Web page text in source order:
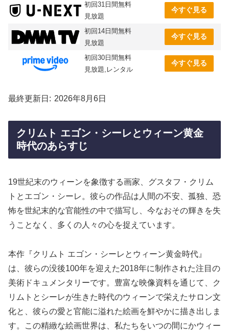
初回31日間無料
見放題
今すぐ見る
初回14日間無料
見放題
今すぐ見る
初回30日間無料
見放題,レンタル
今すぐ見る
最終更新日 2026年8月6日
クリムト エゴン・シーレとウィーン黄金
時代のあらすじ
19世紀末のウィーンを象徴する画家、グスタフ・クリム
トとエゴン・シーレ。彼らの作品は人間の不安、孤独、恐
怖を世紀末的な官能性の中で描写し、今なおその輝きを失
うことなく、多くの人々の心を捉えています。
本作『クリムト エゴン・シーレとウィーン黄金時代』
は、彼らの没後100年を迎えた2018年に制作された注目の
美術ドキュメンタリーです。豊富な映像資料を通じて、ク
リムトとシーレが生きた時代のウィーンで栄えたサロン文
化と、彼らの愛と官能に溢れた絵画を鮮やかに描き出しま
す。この精緻な絵画世界は、私たちをいつの間にかウィー